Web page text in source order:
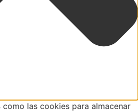
las cookies para almacenar